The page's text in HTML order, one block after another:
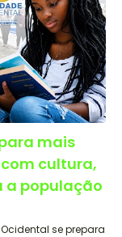
mais
cultura,
a população
se prepara